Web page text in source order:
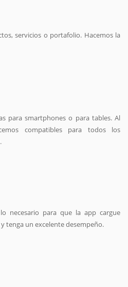
servicios o portafolio. Hacemos la
para smartphones o para tables. Al
compatibles para todos los
necesario para que la app cargue
tenga un excelente desempeño.